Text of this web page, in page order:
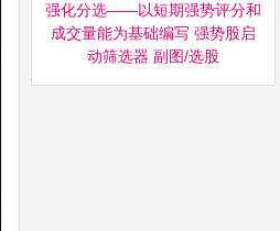
强化分选——以短期强势评分和
成交量能为基础编写 强势股启
动筛选器‌ 副图/选股